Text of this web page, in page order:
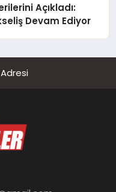
Açıkladı:
Devam Ediyor